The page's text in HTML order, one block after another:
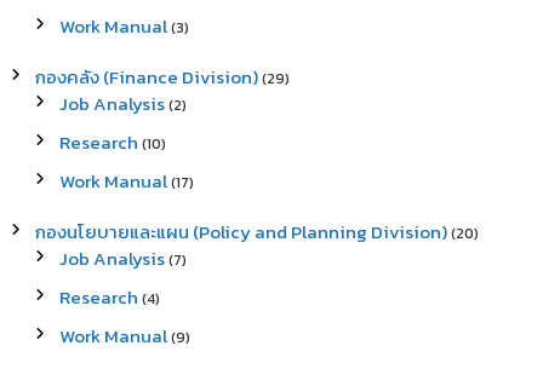
Work Manual(3)
กองคลัง (Finance Division)(29)
Job Analysis(2)
Research (10)
Work Manual(17)
กองนโยบายและแผน (Policy and Planning Division)(20)
Job Analysis(7)
Research (4)
Work Manual(9)